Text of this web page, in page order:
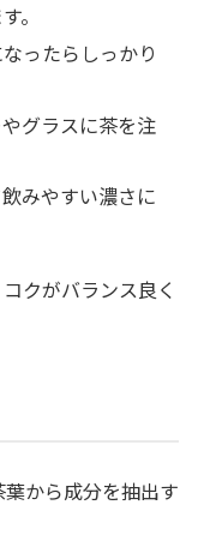
。
ったらしっかり
グラスに茶を注
みやすい濃さに
クがバランス良く
から成分を抽出す